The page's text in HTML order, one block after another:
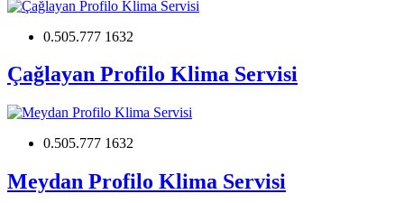
0.505.777 1632
Çağlayan Profilo Klima Servisi
0.505.777 1632
Meydan Profilo Klima Servisi